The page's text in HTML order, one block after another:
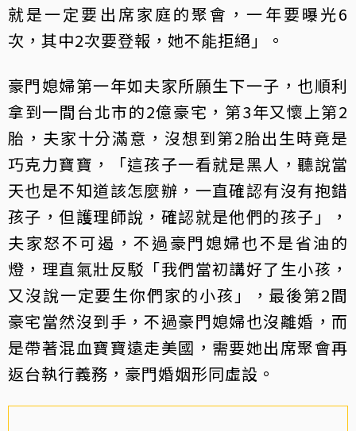
就是一定要出席家庭的聚會，一年要曝光6
次，其中2次要登報，她不能拒絕」。
豪門媳婦第一年如夫家所願生下一子，也順利
拿到一間台北市的2億豪宅，第3年又懷上第2
胎，夫家十分滿意，沒想到第2胎出生時竟是
巧克力寶寶，「這孩子一看就是黑人，聽說當
天也是不知道該怎麼辦，一直確認有沒有抱錯
孩子，但護理師說，確認就是他們的孩子」，
夫家怒不可遏，不過豪門媳婦也不是省油的
燈，理直氣壯反駁「我們當初講好了生小孩，
又沒說一定要生你們家的小孩」，最後第2間
豪宅當然沒到手，不過豪門媳婦也沒離婚，而
是帶著混血寶寶遠走美國，需要她出席聚會再
返台執行義務，豪門婚姻形同虛設。